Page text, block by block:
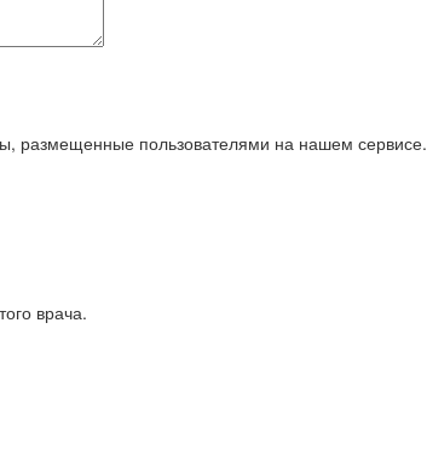
размещенные пользователями на нашем сервисе.
врача.